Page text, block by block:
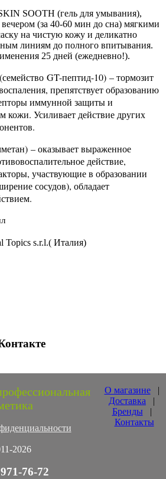
SOOTH (гель для умывания),
(за 40-60 мин до сна) мягкими
на чистую кожу и деликатно
линиям до полного впитывания.
25 дней (ежедневно!).
GT-пептид-10) – тормозит
препятствует образованию
иммунной защиты и
кожи. Усиливает действие других
– оказывает выраженное
действие,
участвующие в образовании
сосудов), обладает
Topics s.r.l.( Италия)
2026
О магазине|
Доставка |
Бренды |
Контакты
76-72